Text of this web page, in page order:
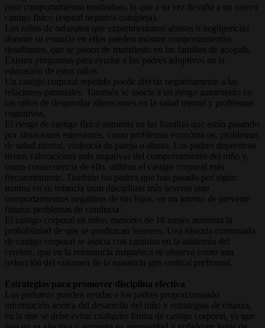
peor comportamiento mostraban, lo que a su vez llevaba a un nuevo
castigo físico (espiral negativa compleja).
Los niños de orfanatos que experimentaron abusos o negligencias
durante su estancia en ellos pueden mostrar comportamientos
desafiantes, que se ponen de manifiesto en las familias de acogida.
Existen programas para ayudar a los padres adoptivos en la
educación de estos niños.
Un castigo corporal repetido puede afectar negativamente a las
relaciones parentales. También se asocia a un riesgo aumentado en
los niños de desarrollar alteraciones en la salud mental y problemas
cognitivos.
El riesgo de castigo físico aumenta en las familias que están pasando
por situaciones estresantes, como problemas económicos, problemas
de salud mental, violencia de pareja o abuso. Los padres depresivos
tienen valoraciones más negativas del comportamiento del niño y,
como consecuencia de ello, utilizan el castigo corporal más
frecuentemente. También los padres que han pasado por algún
trauma en su infancia usan disciplinas más severas ante
comportamientos negativos de sus hijos, en un intento de prevenir
futuros problemas de conducta.
El castigo corporal en niños menores de 18 meses aumenta la
probabilidad de que se produzcan lesiones. Una historia continuada
de castigo corporal se asocia con cambios en la anatomía del
cerebro, que en la resonancia magnética se observa como una
reducción del volumen de la sustancia gris cortical prefrontal.
Estrategias para promover disciplina efectiva
Los pediatras pueden ayudar a los padres proporcionando
información acerca del desarrollo del niño y estrategias de crianza,
en la que se debe evitar cualquier forma de castigo corporal, ya que